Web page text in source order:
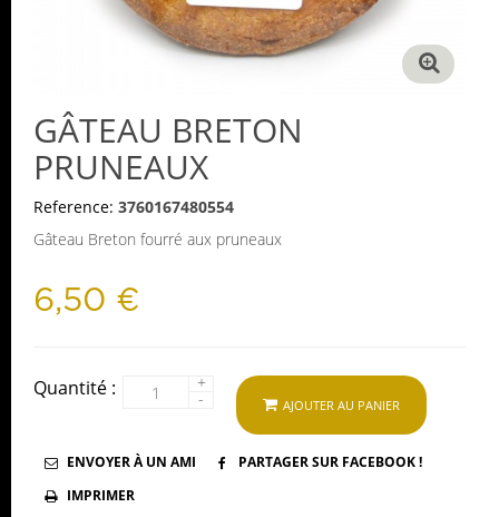
GÂTEAU BRETON
PRUNEAUX
Reference: 3760167480554
Gâteau Breton fourré aux pruneaux
6,50 €
Quantité : +
- AJOUTER AU PANIER
ENVOYER À UN AMI
PARTAGER SUR FACEBOOK !
IMPRIMER